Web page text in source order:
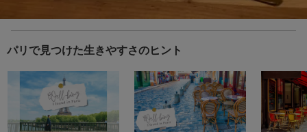
パリで見つけた生きやすさのヒント